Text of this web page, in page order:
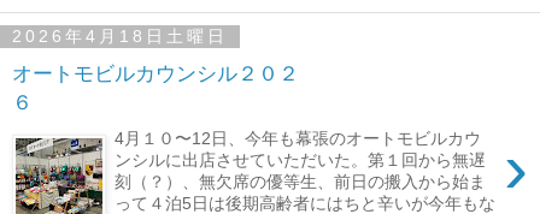
2026年4月18日土曜日
オートモビルカウンシル２０２
６
›
4月１０〜12日、今年も幕張のオートモビルカウ
ンシルに出店させていただいた。第１回から無遅
刻（？）、無欠席の優等生、前日の搬入から始ま
って４泊5日は後期高齢者にはちと辛いが今年もな